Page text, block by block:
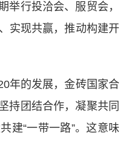
行投洽会、服贸会，
实现共赢，推动构建开
年的发展，金砖国家合
持团结合作，凝聚共同
建“一带一路”。这意味